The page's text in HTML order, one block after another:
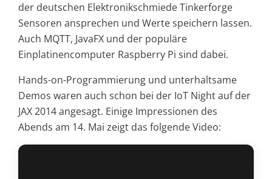
der deutschen Elektronikschmiede Tinkerforge
Sensoren ansprechen und Werte speichern lassen.
Auch MQTT, JavaFX und der populäre
Einplatinencomputer Raspberry Pi sind dabei.
Hands-on-Programmierung und unterhaltsame
Demos waren auch schon bei der IoT Night auf der
JAX 2014 angesagt. Einige Impressionen des
Abends am 14. Mai zeigt das folgende Video: